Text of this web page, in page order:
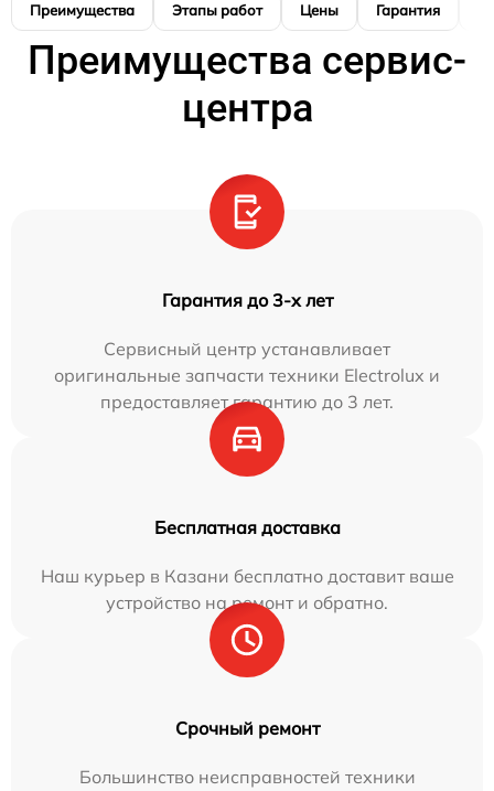
Преимущества Этапы работ Цены Гарантия
Преимущества сервис-
центра
Гарантия до 3-х лет
Сервисный центр устанавливает
оригинальные запчасти техники Electrolux и
предоставляет гарантию до 3 лет.
Бесплатная доставка
Наш курьер в Казани бесплатно доставит ваше
устройство на ремонт и обратно.
Срочный ремонт
Большинство неисправностей техники